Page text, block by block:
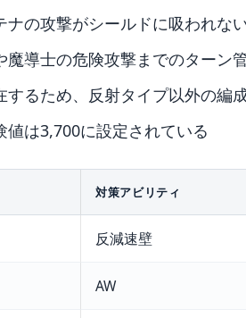
ナの攻撃がシールドに吸われな
魔導士の危険攻撃までのターン
するため、反射タイプ以外の編
値は3,700に設定されている
対策アビリティ
反減速壁
AW